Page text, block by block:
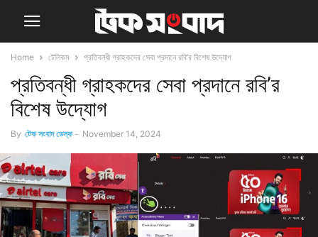
Home টেলিকম প্রতিবন্ধী গ্রাহকদের সেবা প্রদানে রবি’র বিশেষ উদ্যোগ
প্রতিবন্ধী গ্রাহকদের সেবা প্রদানে রবি’র
বিশেষ উদ্যোগ
By টেক সংবাদ ডেস্ক - November 14, 2024